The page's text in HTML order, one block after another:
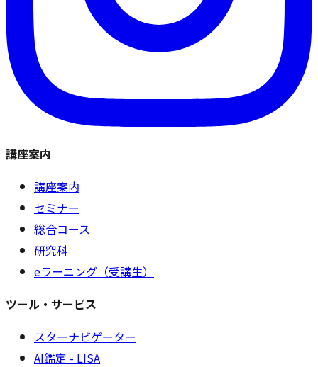
講座案内
講座案内
セミナー
総合コース
研究科
eラーニング（受講生）
ツール・サービス
スターナビゲーター
AI鑑定 - LISA